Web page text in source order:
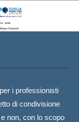
i professionisti
di condivisione
non, con lo scopo